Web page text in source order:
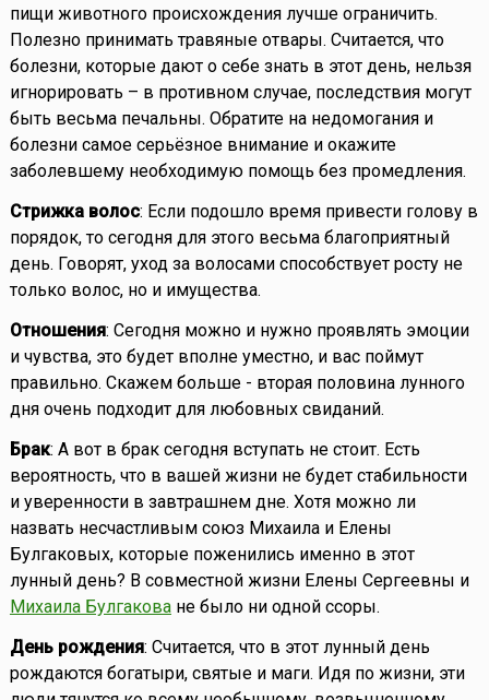
пищи животного происхождения лучше ограничить.
Полезно принимать травяные отвары. Считается, что
болезни, которые дают о себе знать в этот день, нельзя
игнорировать – в противном случае, последствия могут
быть весьма печальны. Обратите на недомогания и
болезни самое серьёзное внимание и окажите
заболевшему необходимую помощь без промедления.
Стрижка волос: Если подошло время привести голову в
порядок, то сегодня для этого весьма благоприятный
день. Говорят, уход за волосами способствует росту не
только волос, но и имущества.
Отношения: Сегодня можно и нужно проявлять эмоции
и чувства, это будет вполне уместно, и вас поймут
правильно. Скажем больше - вторая половина лунного
дня очень подходит для любовных свиданий.
Брак: А вот в брак сегодня вступать не стоит. Есть
вероятность, что в вашей жизни не будет стабильности
и уверенности в завтрашнем дне. Хотя можно ли
назвать несчастливым союз Михаила и Елены
Булгаковых, которые поженились именно в этот
лунный день? В совместной жизни Елены Сергеевны и
Михаила Булгаковане было ни одной ссоры.
День рождения: Считается, что в этот лунный день
рождаются богатыри, святые и маги. Идя по жизни, эти